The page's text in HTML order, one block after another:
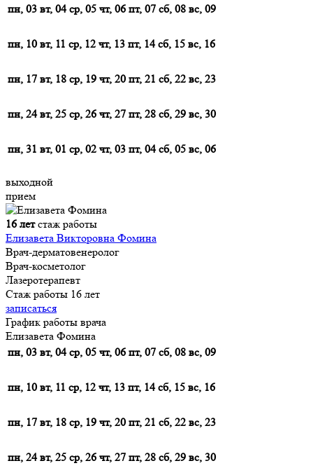
пн, 03 вт, 04 ср, 05 чт, 06 пт, 07 сб, 08 вс, 09
пн, 10 вт, 11 ср, 12 чт, 13 пт, 14 сб, 15 вс, 16
пн, 17 вт, 18 ср, 19 чт, 20 пт, 21 сб, 22 вс, 23
пн, 24 вт, 25 ср, 26 чт, 27 пт, 28 сб, 29 вс, 30
пн, 31 вт, 01 ср, 02 чт, 03 пт, 04 сб, 05 вс, 06
выходной
прием
16 летстаж работы
Елизавета Викторовна Фомина
Врач-дерматовенеролог
Врач-косметолог
Лазеротерапевт
Стаж работы 16 лет
записаться
График работы врача
Елизавета Фомина
пн, 03 вт, 04 ср, 05 чт, 06 пт, 07 сб, 08 вс, 09
пн, 10 вт, 11 ср, 12 чт, 13 пт, 14 сб, 15 вс, 16
пн, 17 вт, 18 ср, 19 чт, 20 пт, 21 сб, 22 вс, 23
пн, 24 вт, 25 ср, 26 чт, 27 пт, 28 сб, 29 вс, 30